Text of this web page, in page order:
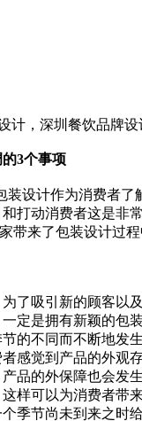
计，深圳餐饮品牌设
3个事项
装设计作为消费者了
打动消费者这是非
带来了包装设计过
了吸引新的顾客以
定是拥有新颖的包
的不同而不断地发
感觉到产品的外观
品的外保障也会发
样可以为消费者带
季节尚未到来之时